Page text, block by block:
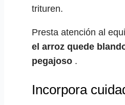
trituren.
Presta atención al
el arroz quede
pegajoso .
Incorpora